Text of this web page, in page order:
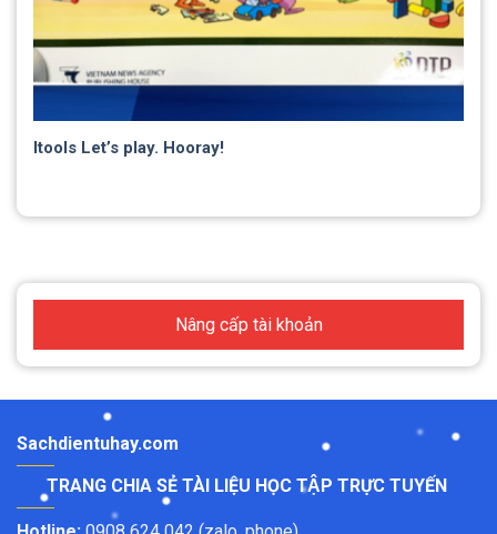
Itools Let’s play. Hooray!
Nâng cấp tài khoản
Sachdientuhay.com
TRANG CHIA SẺ TÀI LIỆU HỌC TẬP TRỰC TUYẾN